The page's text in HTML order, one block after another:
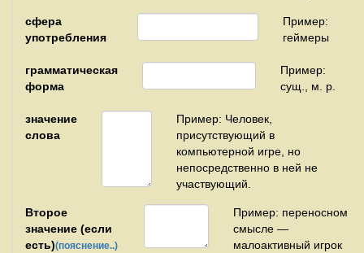
сфера
употребления
Пример:
геймеры
грамматическая
форма
Пример:
сущ., м. р.
значение
слова
Пример: Человек,
присутствующий в
компьютерной игре, но
непосредственно в ней не
участвующий.
Второе
значение (если
есть)(пояснение..)
Пример: переносном
смысле —
малоактивный игрок